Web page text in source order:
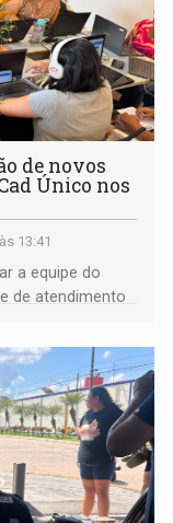
de novos
Único nos
13:41
a equipe do
de atendimento